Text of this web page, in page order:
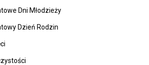
Dni Młodzieży
Dzień Rodzin